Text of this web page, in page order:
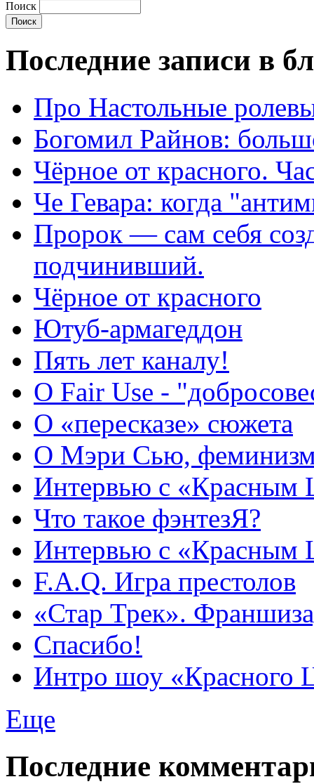
Поиск
Последние записи в
Про Настольные
Богомил Райнов:
Чёрное от красного.
Че Гевара: когда
Пророк — сам себя
подчинивший.
Чёрное от красного
Ютуб-армагеддон
Пять лет каналу!
О Fair Use -
О «пересказе» сюжета
О Мэри Сью,
Интервью с
Что такое фэнтезЯ?
Интервью с
F.A.Q. Игра престолов
«Стар Трек».
Спасибо!
Интро шоу «Красного
Еще
Последние